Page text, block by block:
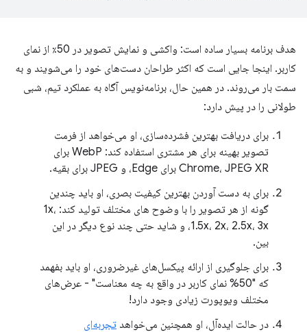
هدف برنامه بسیار ساده است: واکشی و نمایش تصویر در 50٪ از نمای
کاربر. اینجا جایی است که اکثر طراحان دست‌های خود را می‌شویند و به
سمت بار می‌روند. در همین حال، برنامه‌نویس آگاه به عملکرد تیم، شبی
طولانی را در پیش دارد:
برای دریافت بهترین فشرده‌سازی، او می‌خواهد از فرمت
تصویر بهینه برای هر مشتری استفاده کند: WebP برای
Chrome، JPEG XR برای Edge، و JPEG برای بقیه.
برای به دست آوردن بهترین کیفیت بصری، او باید چندین
گونه از هر تصویر را با وضوح های مختلف تولید کند: 1x،
1.5x، 2x، 2.5x، 3x، و شاید حتی چند نوع دیگر در این
بین.
برای جلوگیری از ارائه پیکسل‌های غیرضروری، او باید بفهمد
که "50% نمای کاربر در واقع به چه معناست" - عرض‌های
مختلف ویوپورت زیادی وجود دارد!
در حالت ایده‌آل، او همچنین می‌خواهد تجربه‌ای